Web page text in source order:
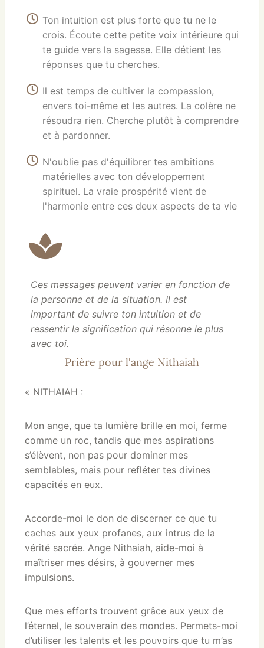
Ton intuition est plus forte que tu ne le
crois. Écoute cette petite voix intérieure qui
te guide vers la sagesse. Elle détient les
réponses que tu cherches.
Il est temps de cultiver la compassion,
envers toi-même et les autres. La colère ne
résoudra rien. Cherche plutôt à comprendre
et à pardonner.
N'oublie pas d'équilibrer tes ambitions
matérielles avec ton développement
spirituel. La vraie prospérité vient de
l'harmonie entre ces deux aspects de ta vie
Ces messages peuvent varier en fonction de
la personne et de la situation. Il est
important de suivre ton intuition et de
ressentir la signification qui résonne le plus
avec toi.
Prière pour l'ange Nithaiah
« NITHAIAH :
Mon ange, que ta lumière brille en moi, ferme
comme un roc, tandis que mes aspirations
s’élèvent, non pas pour dominer mes
semblables, mais pour refléter tes divines
capacités en eux.
Accorde-moi le don de discerner ce que tu
caches aux yeux profanes, aux intrus de la
vérité sacrée. Ange Nithaiah, aide-moi à
maîtriser mes désirs, à gouverner mes
impulsions.
Que mes efforts trouvent grâce aux yeux de
l’éternel, le souverain des mondes. Permets-moi
d’utiliser les talents et les pouvoirs que tu m’as